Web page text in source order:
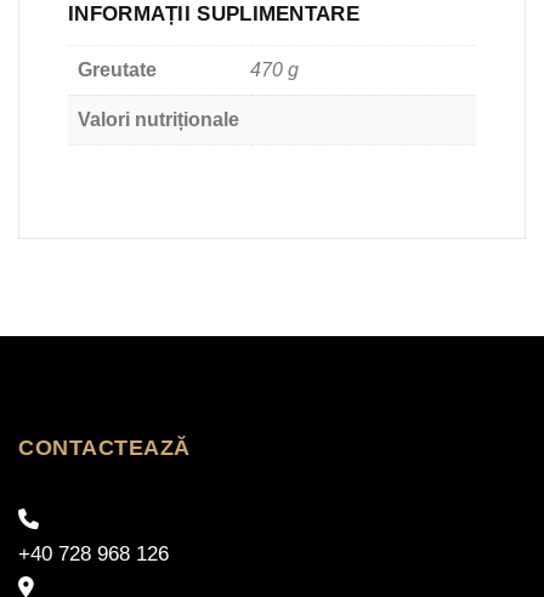
INFORMAȚII SUPLIMENTARE
Greutate 470 g
Valori nutriționale
CONTACTEAZĂ
+40 728 968 126